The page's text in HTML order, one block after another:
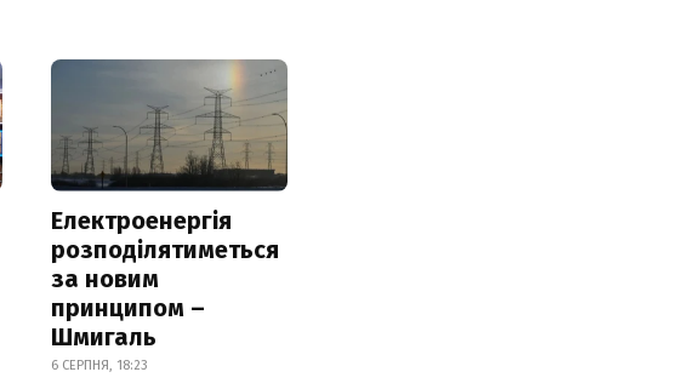
Електроенергія
розподілятиметься
за новим
принципом –
Шмигаль
6 СЕРПНЯ, 18:23